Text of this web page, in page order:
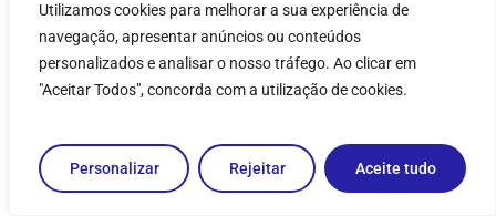
Utilizamos cookies para melhorar a sua experiência de
navegação, apresentar anúncios ou conteúdos
personalizados e analisar o nosso tráfego. Ao clicar em
"Aceitar Todos", concorda com a utilização de cookies.
Personalizar Rejeitar Aceite tudo
Após o envio de licença ou um link para descarregar não é
problemas relacionados a chave de licença).
etc.
Qualquer problema que não seja relacionado a ativação ou